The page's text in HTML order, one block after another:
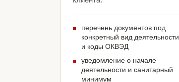
перечень документов под
конкретный вид деятельности
и коды ОКВЭД
уведомление о начале
деятельности и санитарный
минимум